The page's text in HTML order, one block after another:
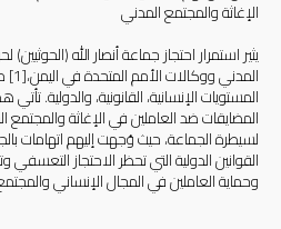
الإغاثة والمجتمع المدني
المدني ووكالات الأمم المتحدة في اليمن،[1]
المستويات الإنسانية، القانونية، والدولية.
المضايقات ضد العاملين في الإغاثة
لسيطرة الجماعة، حيث وُجهت إليهم اتهامات
القوانين الدولية التي تحظر الاحتجاز التعسفي
وحماية العاملين في المجال الإنساني